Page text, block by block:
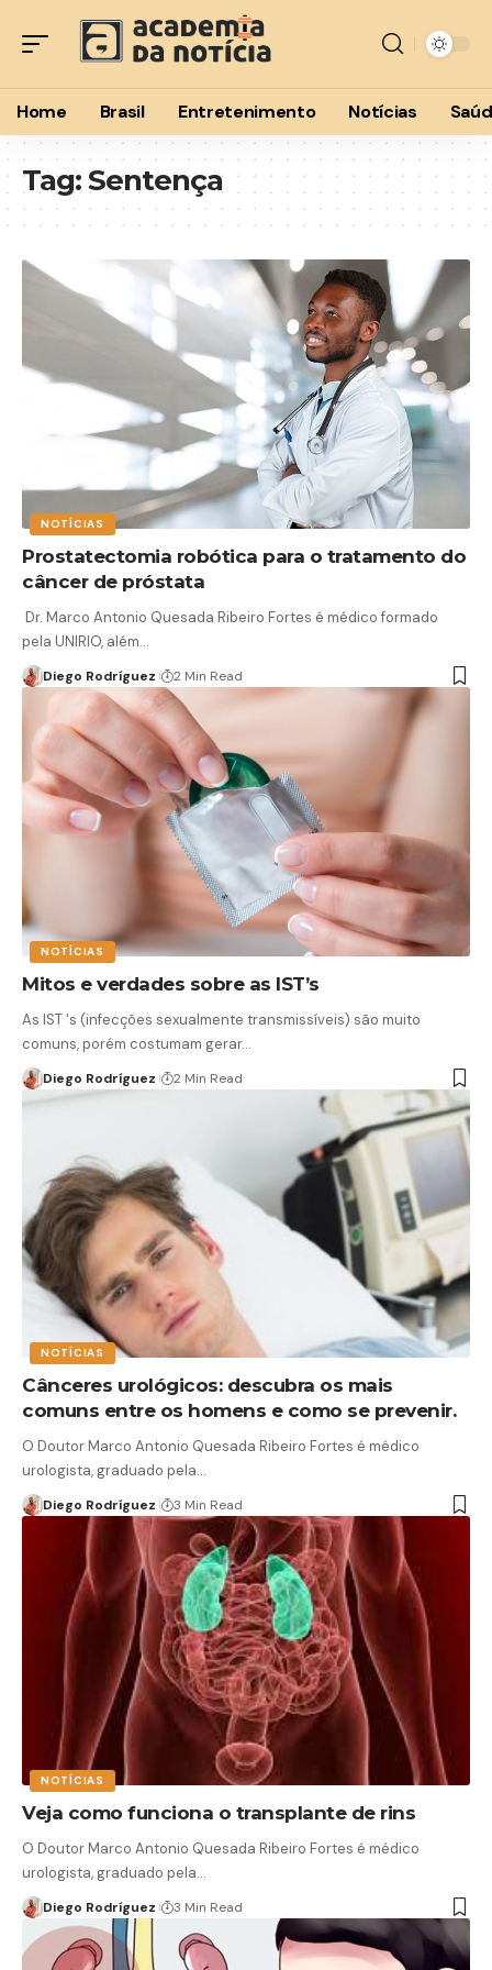
Home Brasil Entretenimento Notícias
Tag:Sentença
NOTÍCIAS
Prostatectomia robótica para o tratamento do
câncer de próstata
Dr. Marco Antonio Quesada Ribeiro Fortes é médico formado
pela UNIRIO, além…
Diego Rodríguez 2 Min Read
NOTÍCIAS
Mitos e verdades sobre as IST’s
As IST 's (infecções sexualmente transmissíveis) são muito
comuns, porém costumam gerar…
Diego Rodríguez 2 Min Read
NOTÍCIAS
Cânceres urológicos: descubra os mais
comuns entre os homens e como se prevenir.
O Doutor Marco Antonio Quesada Ribeiro Fortes é médico
urologista, graduado pela…
Diego Rodríguez 3 Min Read
NOTÍCIAS
Veja como funciona o transplante de rins
O Doutor Marco Antonio Quesada Ribeiro Fortes é médico
urologista, graduado pela…
Diego Rodríguez 3 Min Read